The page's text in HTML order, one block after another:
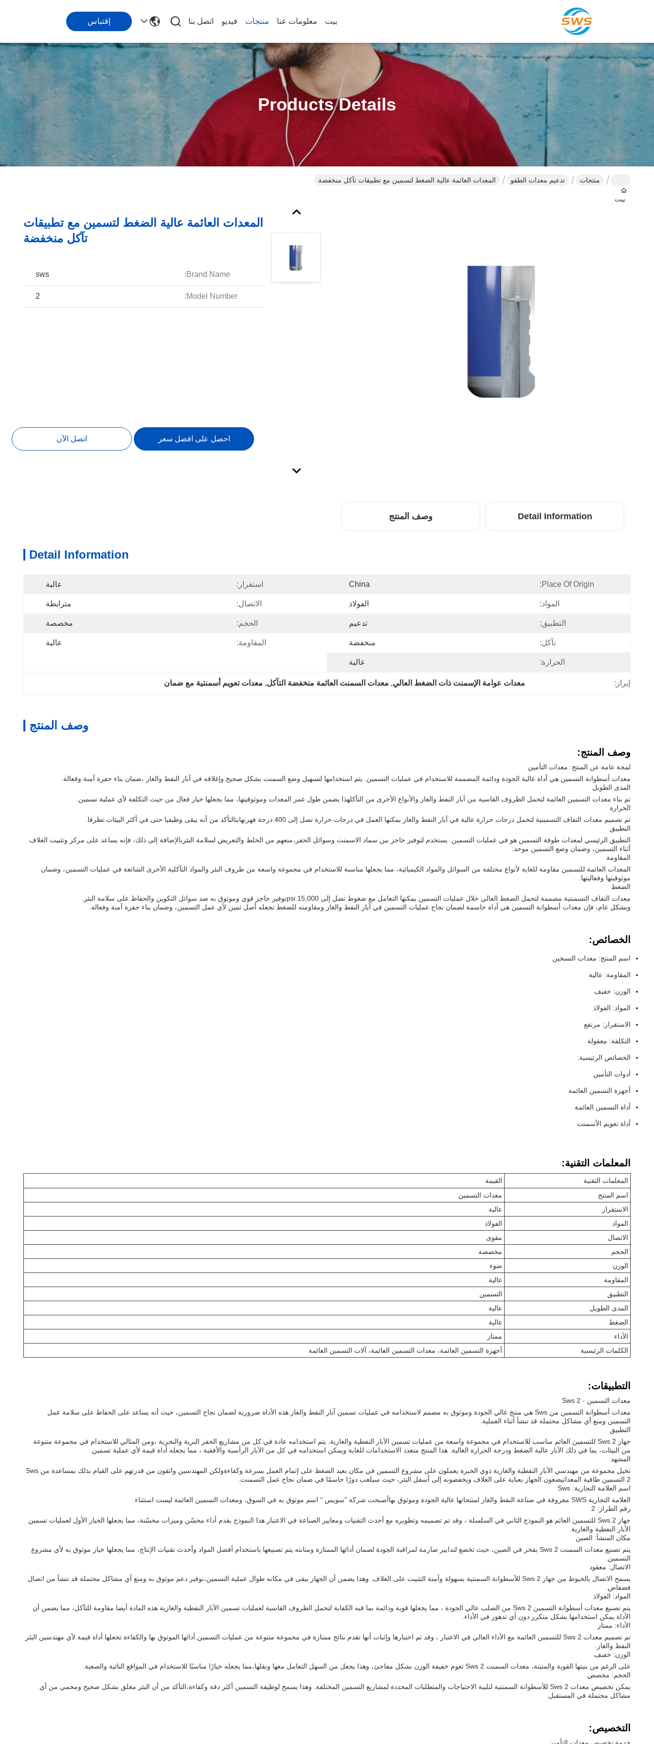
بيت معلومات عنا منتجات فيديو اتصل بنا إقتباس
Products Details
بيت
منتجات تدعيم معدات الطفو المعدات العائمة عالية الضغط لتسمين مع تطبيقات تآكل منخفضة
المعدات العائمة عالية الضغط لتسمين مع تطبيقات
تآكل منخفضة
Brand Name:
sws
Model Number:
2
احصل على افضل سعر اتصل الآن
Detail Information وصف المنتج
Detail Information
Place Of Origin:
China استقرار: عالية
المواد: الفولاذ الاتصال: مترابطة
التطبيق: تدعيم الحجم: مخصصة
تآكل: منخفضة المقاومة: عالية
الحرارة: عالية
إبراز: معدات عوامة الإسمنت ذات الضغط العالي, معدات السمنت العائمة منخفضة التآكل, معدات تعويم أسمنتية مع ضمان
وصف المنتج
وصف المنتج:
لمحة عامة عن المنتج: معدات التأمين
معدات أسطوانة التسمين هي أداة عالية الجودة ودائمة المصممة للاستخدام في عمليات التسمين. يتم استخدامها لتسهيل وضع السمنت بشكل صحيح وإغلاقه في آبار النفط والغاز ،ضمان بناء حفرة آمنة وفعالة.
المدى الطويل
تم بناء معدات التسمين العائمة لتحمل الظروف القاسية من آبار النفط والغاز.والأنواع الأخرى من التآكلهذا يضمن طول عمر المعدات وموثوقيتها، مما يجعلها خيار فعال من حيث التكلفة لأي عملية تسمين.
الحرارة
تم تصميم معدات التفاف التسمينية لتحمل درجات حرارة عالية في آبار النفط والغاز يمكنها العمل في درجات حرارة تصل إلى 400 درجة فهرنهايتالتأكد من أنه يبقى وظيفيا حتى في أكثر البيئات تطرفا.
التطبيق
التطبيق الرئيسي لمعدات طوفة التسمين هو في عمليات التسمين. يستخدم لتوفير حاجز بين سماد الاسمنت وسوائل الحفر،منعهم من الخلط والتعريض لسلامة البئربالإضافة إلى ذلك، فإنه يساعد على مركز وتثبيت الغلاف
أثناء التسمين، وضمان وضع التسمين موحد.
المقاومة
المعدات العائمة للتسمين مقاومة للغاية لأنواع مختلفة من السوائل والمواد الكيميائية، مما يجعلها مناسبة للاستخدام في مجموعة واسعة من ظروف البئر.والمواد التآكلية الأخرى الشائعة في عمليات التسمين، وضمان
موثوقيتها وفعاليتها.
الضغط
معدات التفاف التسمنتية مصممة لتحمل الضغط العالي خلال عمليات التسمين يمكنها التعامل مع ضغوط تصل إلى 15,000 psiتوفير حاجز قوي وموثوق به ضد سوائل التكوين والحفاظ على سلامة البئر.
وبشكل عام، فإن معدات أسطوانة التسمين هي أداة حاسمة لضمان نجاح عمليات التسمين في آبار النفط والغاز.ومقاومته للضغط تجعله أصل ثمين لأي عمل التسمين، وضمان بناء حفرة آمنة وفعالة.
الخصائص:
اسم المنتج: معدات التسخين
المقاومة: عالية
الوزن: خفيف
المواد: الفولاذ
الاستقرار: مرتفع
التكلفة: معقولة
الخصائص الرئيسية:
أدوات التأمين
أجهزة التسمين العائمة
أداة التسمين العائمة
أداة تعويم الأسمنت
المعلمات التقنية:
المعلمات التقنية
القيمة
اسم المنتج
معدات التسمين
الاستقرار
عالية
المواد
الفولاذ
الاتصال
مقوى
الحجم
مخصصة
الوزن
ضوء
المقاومة
عالية
التطبيق
التسمين
المدى الطويل
عالية
الضغط
عالية
الأداء
ممتاز
الكلمات الرئيسية
أجهزة التسمين العائمة، معدات التسمين العائمة، آلات التسمين العائمة
التطبيقات:
معدات التسمين - Sws 2
معدات أسطوانة التسمين من Sws هي منتج عالي الجودة وموثوق به مصمم لاستخدامه في عمليات تسمين آبار النفط والغاز.هذه الأداة ضرورية لضمان نجاح التسمين، حيث أنه يساعد على الحفاظ على سلامة عمل
التسمين ومنع أي مشاكل محتملة قد تنشأ أثناء العملية.
التطبيق
جهاز Sws 2 للتسمين العائم مناسب للاستخدام في مجموعة واسعة من عمليات تسمين الآبار النفطية والغازية. يتم استخدامه عادة في كل من مشاريع الحفر البرية والبحرية ،ومن المثالي للاستخدام في مجموعة متنوعة
من البيئات، بما في ذلك الآبار عالية الضغط ودرجة الحرارة العالية. هذا المنتج متعدد الاستخدامات للغاية ويمكن استخدامه في كل من الآبار الرأسية والأفقية ، مما يجعله أداة قيمة لأي عملية تسمين.
المشهد
تخيل مجموعة من مهندسي الآبار النفطية والغازية ذوي الخبرة يعملون على مشروع التسمين في مكان بعيد الضغط على إتمام العمل بسرعة وكفاءةولكن المهندسين واثقون من قدرتهم على القيام بذلك بمساعدة من Sws
2 التسمين طافية المعداتيضعون الجهاز بعناية على الغلاف ويخفضونه إلى أسفل البئر، حيث سيلعب دورًا حاسمًا في ضمان نجاح عمل التسمنت.
اسم العلامة التجارية: Sws
العلامة التجارية SWS معروفة في صناعة النفط والغاز لمنتجاتها عالية الجودة وموثوق بهاأصبحت شركة "سويس " اسم موثوق به في السوق، ومعدات التسمين العائمة ليست استثناء.
رقم الطراز: 2
جهاز Sws 2 للتسمين العائم هو النموذج الثاني في السلسلة ، وقد تم تصميمه وتطويره مع أحدث التقنيات ومعايير الصناعة في الاعتبار.هذا النموذج يقدم أداء محسّن وميزات محسّنة، مما يجعلها الخيار الأول لعمليات تسمين
الآبار النفطية والغازية.
مكان المنشأ: الصين
يتم تصنيع معدات السمنت Sws 2 بفخر في الصين، حيث تخضع لتدابير صارمة لمراقبة الجودة لضمان أدائها الممتازة ومتانته.يتم تصنيعها باستخدام أفضل المواد وأحدث تقنيات الإنتاج، مما يجعلها خيار موثوق به لأي مشروع
التسمين.
الاتصال: معقود
يسمح الاتصال بالخيوط من جهاز Sws 2 للأسطوانة السمنتية بسهولة وآمنة التثبيت على الغلاف. وهذا يضمن أن الجهاز يبقى في مكانه طوال عملية التسمين،توفير دعم موثوق به ومنع أي مشاكل محتملة قد تنشأ من اتصال
فضفاض.
المواد: الفولاذ
يتم تصنيع معدات أسطوانة التسمين Sws 2 من الصلب عالي الجودة ، مما يجعلها قوية ودائمة بما فيه الكفاية لتحمل الظروف القاسية لعمليات تسمين الآبار النفطية والغازية.هذه المادة أيضا مقاومة للتآكل، مما يضمن أن
الأداة يمكن استخدامها بشكل متكرر دون أي تدهور في الأداء.
الأداء: ممتاز
تم تصميم معدات Sws 2 للتسمين العائمة مع الأداء العالي في الاعتبار ، وقد تم اختبارها وإثبات أنها تقدم نتائج ممتازة في مجموعة متنوعة من عمليات التسمين.أدائها الموثوق بها والكفاءة تجعلها أداة قيمة لأي مهندسين البئر
النفط والغاز.
الوزن: خفيف
على الرغم من بنيتها القوية والمتينة، معدات السمنت Sws 2 تعوم خفيفة الوزن بشكل مفاجئ، وهذا يجعل من السهل التعامل معها ونقلها،مما يجعله خيارًا مناسبًا للاستخدام في المواقع النائية والصعبة.
الحجم: مخصص
يمكن تخصيص معدات Sws 2 للأسطوانة السمنتية لتلبية الاحتياجات والمتطلبات المحددة لمشاريع التسمين المختلفة. وهذا يسمح لوظيفة التسمين أكثر دقة وكفاءة،التأكد من أن البئر مغلق بشكل صحيح ومحمي من أي
مشاكل محتملة في المستقبل.
التخصيص: